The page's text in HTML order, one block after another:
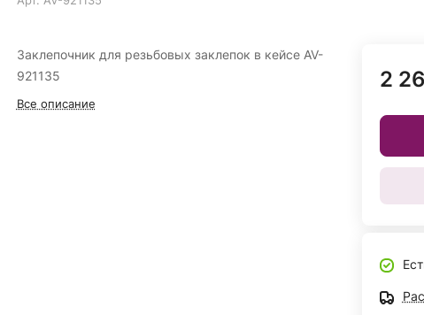
Заклепочник для резьбовых заклепок в кейсе AV-
921135
Все описание
2